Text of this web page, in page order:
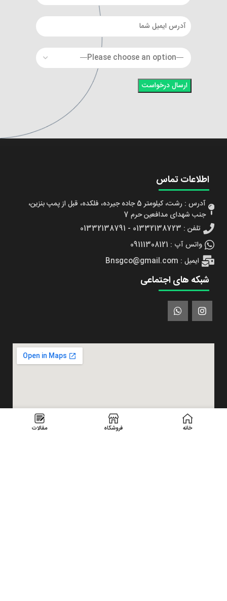
اطلاعات تماس
آدرس : رشت، کیلومتر 5 جاده جیرده، فلکده، قبل از پمپ بنزین،
جنب شهدای مدافعین حرم 7
تلفن : 01332138723 - 01332138791
واتس آپ : 09111308121
ایمیل : Bnsgco@gmail.com
شبکه های اجتماعی
خانه فروشگاه مقالات